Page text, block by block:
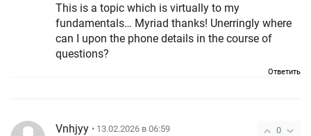
This is a topic which is virtually to my
fundamentals… Myriad thanks! Unerringly where
can I upon the phone details in the course of
questions?
Ответить
0
Vnhjyy • 13.02.2026 в 06:59